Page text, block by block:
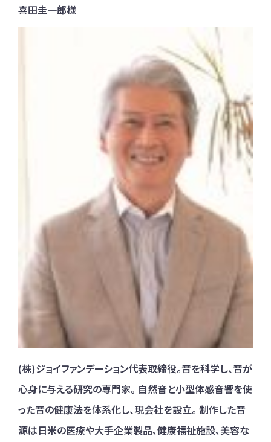
喜田圭一郎様
(株)ジョイファンデーション代表取締役。音を科学し、音が
心身に与える研究の専門家。 自然音と小型体感音響を使
った音の健康法を体系化し、現会社を設立。 制作した音
源は日米の医療や大手企業製品、健康福祉施設、美容な